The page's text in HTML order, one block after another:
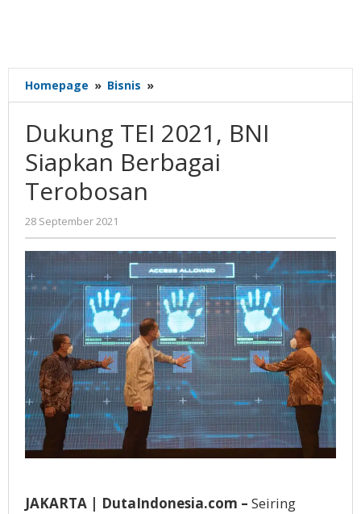
Homepage » Bisnis »
TEI
BNI
Siapkan
Berbagai
Dukung TEI 2021, BNI
Siapkan Berbagai
Terobosan
28 September 2021
Nilna
Niswah
JAKARTA | DutaIndonesia.com – Seiring